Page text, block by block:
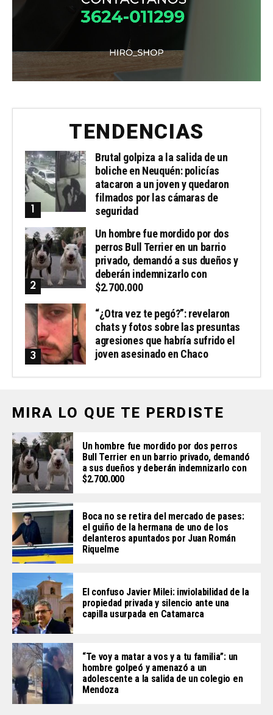
TENDENCIAS
Brutal golpiza a la salida de un
boliche en Neuquén: policías
atacaron a un joven y quedaron
filmados por las cámaras de
seguridad
Un hombre fue mordido por dos
perros Bull Terrier en un barrio
privado, demandó a sus dueños y
deberán indemnizarlo con
$2.700.000
“¿Otra vez te pegó?”: revelaron
chats y fotos sobre las presuntas
agresiones que habría sufrido el
joven asesinado en Chaco
MIRA LO QUE TE PERDISTE
Un hombre fue mordido por dos perros
Bull Terrier en un barrio privado, demandó
a sus dueños y deberán indemnizarlo con
$2.700.000
Boca no se retira del mercado de pases:
el guiño de la hermana de uno de los
delanteros apuntados por Juan Román
Riquelme
El confuso Javier Milei: inviolabilidad de la
propiedad privada y silencio ante una
capilla usurpada en Catamarca
“Te voy a matar a vos y a tu familia”: un
hombre golpeó y amenazó a un
adolescente a la salida de un colegio en
Mendoza